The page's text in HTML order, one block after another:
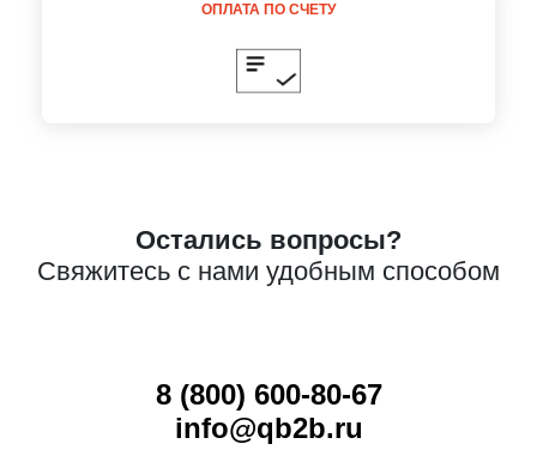
ОПЛАТА ПО СЧЕТУ
Остались вопросы?
Свяжитесь с нами удобным способом
8 (800) 600-80-67
info@qb2b.ru